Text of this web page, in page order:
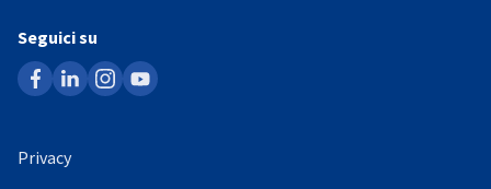
Seguici su
facebook
linkedininstagram
youtube
Privacy